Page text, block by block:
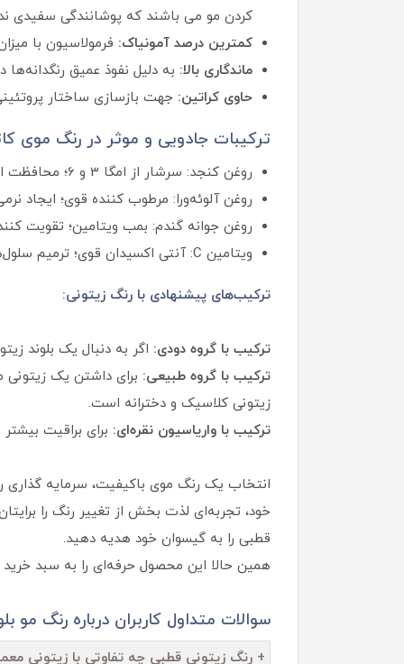
کردن مو می باشند که پوشانندگی سفیدی
کمترین درصد آمونیاک: فرمولاسیون با
ماندگاری بالا: به دلیل نفوذ عمیق
حاوی کراتین: جهت بازسازی ساختار
ترکیبات جادویی و موثر در رنگ موی
روغن کنجد: سرشار از امگا 3 و 6؛ محافظت از مو در برابر رادیکال‌های آزاد و استحکام‌بخش تارهای مو.
روغن آلوئه‌ورا: مرطوب‌ کننده قوی؛ ایجاد
روغن جوانه گندم: بمب ویتامین؛ تقویت‌
ویتامین C: آنتی‌ اکسیدان قوی؛ ترمیم سلول‌های آسیب‌دیده و شفافیت‌ بخشی به رنگ مو.
ترکیب‌های پیشنهادی با رنگ زیتونی:
ترکیب با گروه دودی: اگر به دنبال یک بلوند
ترکیب با گروه طبیعی: برای داشتن یک
زیتونی کلاسیک و دخترانه است.
ترکیب با واریاسیون نقره‌ای: برای براقیت
انتخاب یک رنگ موی باکیفیت، سرمایه‌ گذاری
خود، تجربه‌ای لذت‌ بخش از تغییر رنگ را
قطبی را به گیسوان خود هدیه دهید.
همین حالا این محصول حرفه‌ای را به سبد خرید
سوالات متداول کاربران درباره رنگ مو
+ رنگ زیتونی قطبی چه تفاوتی با زیتونی